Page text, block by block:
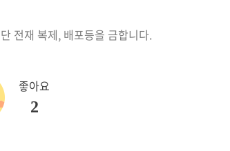
전재 복제, 배포등을 금합니다.
좋아요
2